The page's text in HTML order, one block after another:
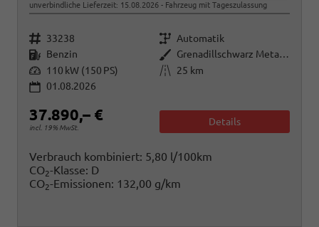
unverbindliche Lieferzeit: 15.08.2026 Fahrzeug mit Tageszulassung
Fahrzeugnr. 33238 Getriebe Automatik
Kraftstoff Benzin Außenfarbe
Grenadillschwarz Metallic
Leistung 110 kW (150 PS) Kilometerstand
25 km
01.08.2026
37.890,– €
incl. 19% MwSt.
Details
Verbrauch kombiniert: 5,80 l/100km
CO2-Klasse: D
CO2-Emissionen: 132,00 g/km